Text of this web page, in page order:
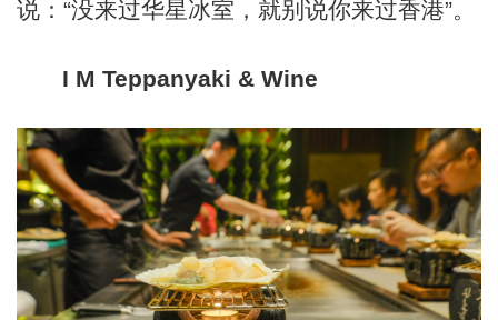
说：“没来过华星冰室，就别说你来过香港”。
I M Teppanyaki & Wine